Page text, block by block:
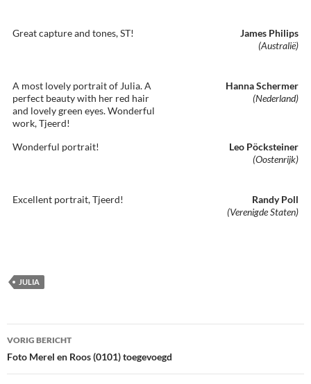
Great capture and tones, ST!
James Philips
(Australië)
A most lovely portrait of Julia. A
perfect beauty with her red hair
and lovely green eyes. Wonderful
work, Tjeerd!
Hanna Schermer
(Nederland)
Wonderful portrait!
Leo Pöcksteiner
(Oostenrijk)
Excellent portrait, Tjeerd!
Randy Poll
(Verenigde Staten)
JULIA
Bericht
navigatie
VORIG BERICHT
Foto Merel en Roos (0101) toegevoegd